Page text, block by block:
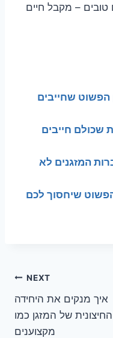
טובים – מקבל חיים
הפתרון הפשוט שחייבים
שכולם חייבים
המזגנים לא
הפתרון הפשוט שיחסוך לכם
NEXT
איך מנקים את היחידה
החיצונית של המזגן כמו
מקצוענים